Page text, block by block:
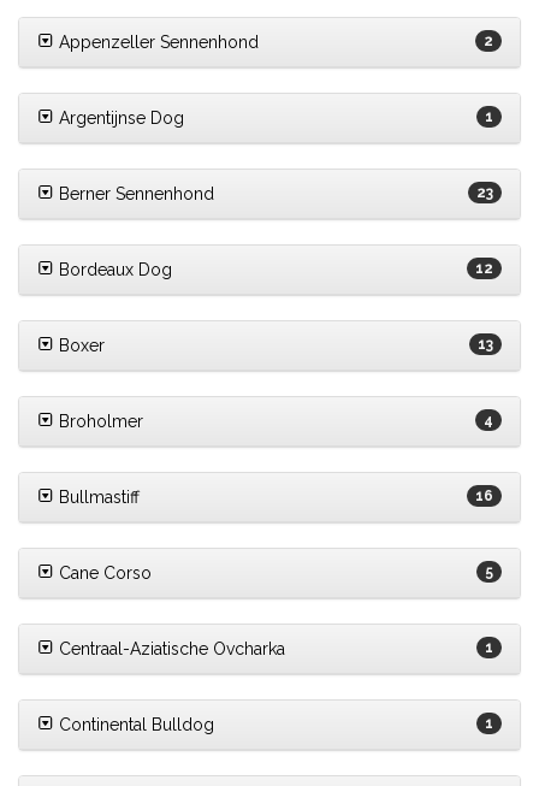
Appenzeller Sennenhond 2
Argentijnse Dog 1
Berner Sennenhond 23
Bordeaux Dog 12
Boxer 13
Broholmer 4
Bullmastiff 16
Cane Corso 5
Centraal-Aziatische Ovcharka 1
Continental Bulldog 1